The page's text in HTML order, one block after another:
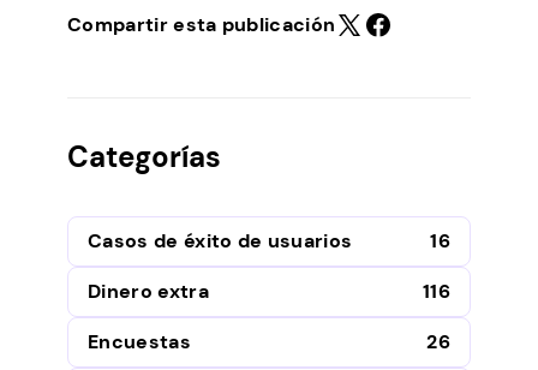
Compartir esta publicación
Categorías
Casos de éxito de usuarios
16
Dinero extra
116
Encuestas
26